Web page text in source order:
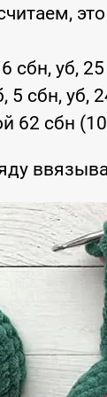
сбн, уб,
5 сбн, уб,
62 сбн